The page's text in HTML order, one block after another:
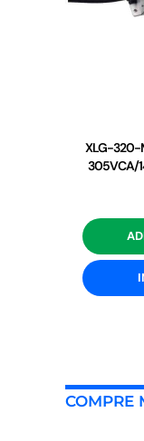
XLG-320-
305VCA/
COMPRE